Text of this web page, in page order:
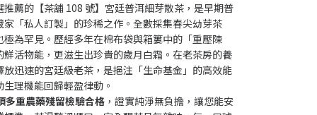
薦的【茶舖 108 號】宮廷普洱細芽散茶，是早期普
「私人訂製」的珍稀之作。全數採集春尖幼芽茶
為罕見。歷經多年在棉布袋與箱簍中的「重壓陳
活物能，更滋生出珍貴的歲月白霜。在老茶房的養
迅速的宮廷級老茶，是挹注「生命基金」的高效能
理機能回歸輕盈律動。
多重農藥殘留檢驗合格 ，證實純淨無負擔，讓您能安